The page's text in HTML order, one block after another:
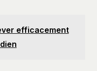
efficacement